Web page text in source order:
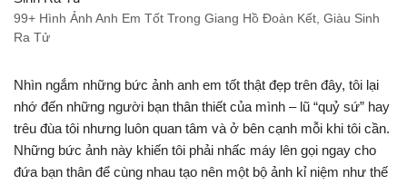
99+ Hình Ảnh Anh Em Tốt Trong Giang Hồ Đoàn Kết, Giàu Sinh
Ra Tử
Nhìn ngắm những bức ảnh anh em tốt thật đẹp trên đây, tôi lại
nhớ đến những người bạn thân thiết của mình – lũ “quỷ sứ” hay
trêu đùa tôi nhưng luôn quan tâm và ở bên cạnh mỗi khi tôi cần.
Những bức ảnh này khiến tôi phải nhấc máy lên gọi ngay cho
đứa bạn thân để cùng nhau tạo nên một bộ ảnh kỉ niệm như thế